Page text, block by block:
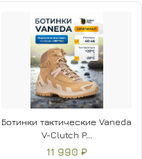
Ботинки тактические Vaneda
V-Clutch P...
11 990 ₽